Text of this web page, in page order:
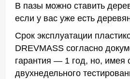
В пазы можно ставить
если у вас уже есть
Срок эксплуатации
DREVMASS согласно
гарантия — 1 год, но, имея
двухнедельного